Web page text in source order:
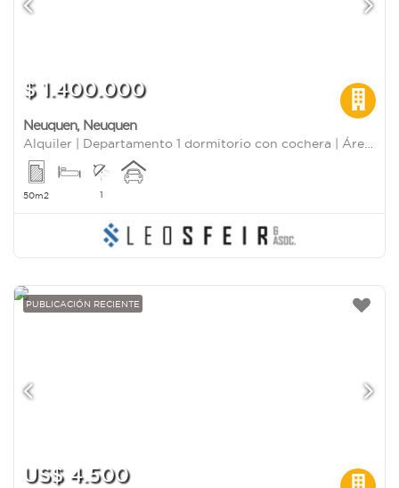
$ 1.400.000
Neuquen, Neuquen
Alquiler | Departamento 1 dormitorio con cochera | Área Centro Oeste | Neuquén capital
50m2 1
PUBLICACIÓN RECIENTE
US$ 4.500